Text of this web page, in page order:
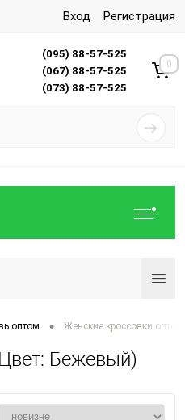
Вход Регистрация
(095) 88-57-525
(067) 88-57-525
(073) 88-57-525
0
оптом • Женские кроссовки оптом
Бежевый)